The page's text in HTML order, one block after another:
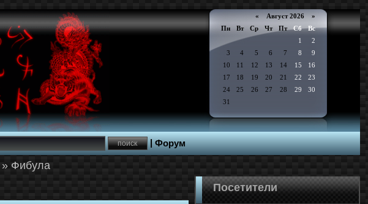
«Август 2026 »
Пн
Вт Ср Чт Пт Сб
Вс
1
2
3
4 5 6 7 8
9
10
11 12 13 14 15
16
17
18 19 20 21 22
23
24
25 26 27 28 29
30
31
|Форум
» Фибула
Посетители